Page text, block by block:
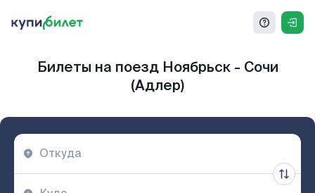
Билеты на поезд Ноябрьск - Сочи
(Адлер)